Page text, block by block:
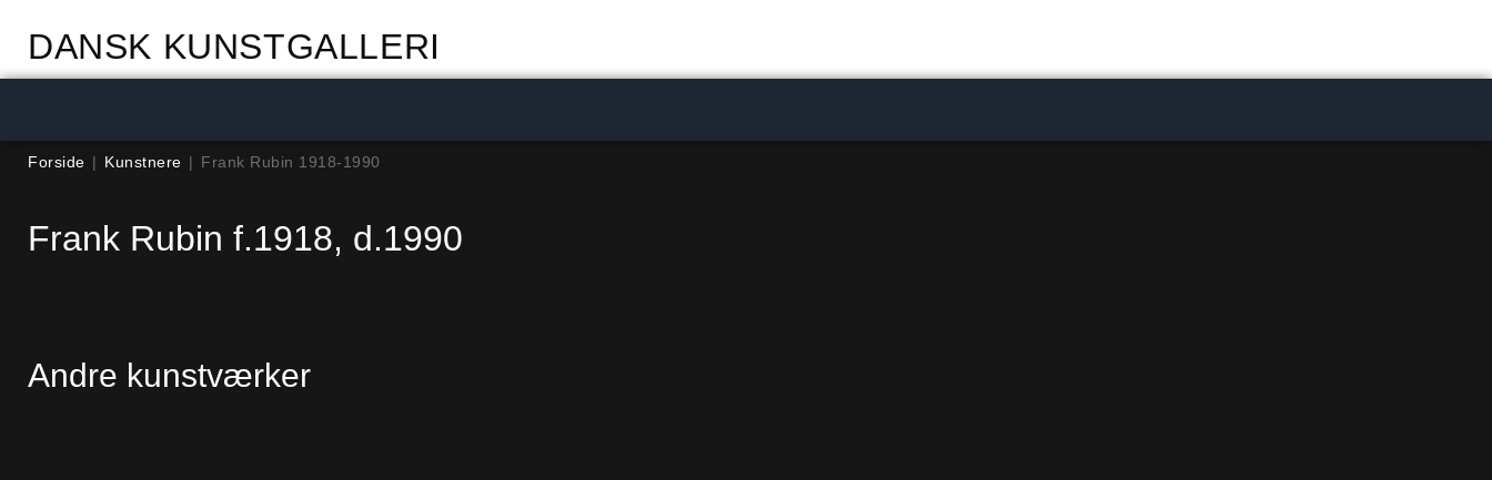
DANSK KUNSTGALLERI
Forside | Kunstnere | Frank Rubin 1918-1990
Frank Rubin f.1918, d.1990
Andre kunstværker